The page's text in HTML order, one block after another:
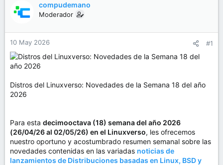
a
r
d
e
l
t
m
a
d
e
n
compudemano
Moderador
10 May 2026 #1
Distros del Linuxverso: Novedades de la Semana 18 del año
2026
Para esta decimooctava (18) semana del año 2026
(26/04/26 al 02/05/26) en el Linuxverso, les ofrecemos
nuestro oportuno y acostumbrado resumen semanal sobre las
novedades contenidas en las variadas noticias de
lanzamientos de Distribuciones basadas en Linux, BSD y